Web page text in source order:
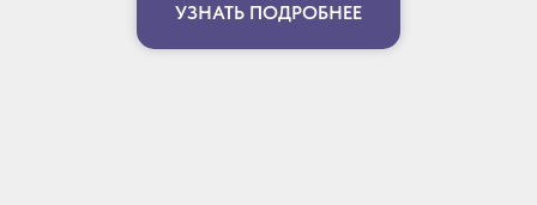
УЗНАТЬ ПОДРОБНЕЕ